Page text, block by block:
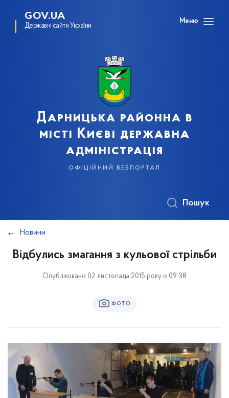
GOV.UA
Державні сайти України
Меню
Дарницька районна в
місті Києві державна
адміністрація
офіційний вебпортал
Пошук
Новини
Відбулись змагання з кульової стрільби
Опубліковано 02 листопада 2015 року о 09:38
ФОТО